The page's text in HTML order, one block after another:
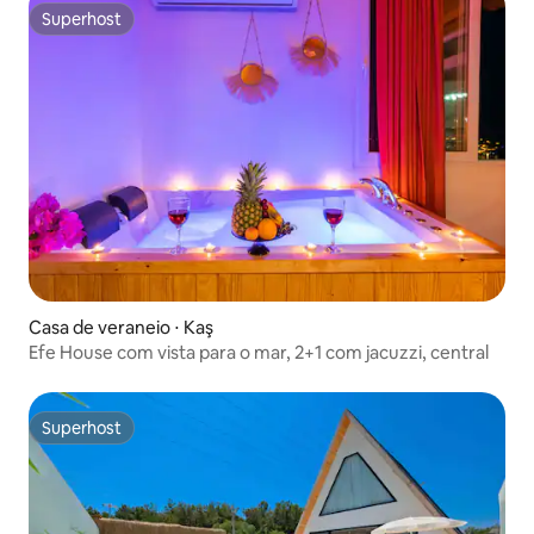
Superhost
Superhost
Casa de veraneio ⋅ Kaş
Efe House com vista para o mar, 2+1 com jacuzzi, central
Superhost
Superhost